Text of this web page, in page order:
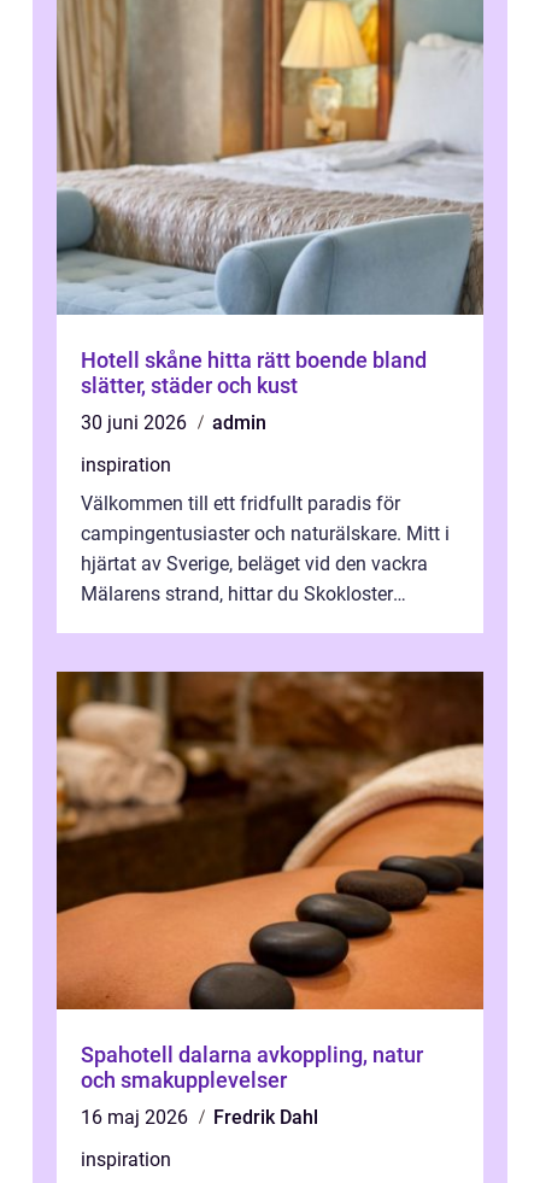
Hotell skåne hitta rätt boende bland
slätter, städer och kust
30 juni 2026
admin
inspiration
Välkommen till ett fridfullt paradis för
campingentusiaster och naturälskare. Mitt i
hjärtat av Sverige, beläget vid den vackra
Mälarens strand, hittar du Skokloster
Spahotell dalarna avkoppling, natur
och smakupplevelser
16 maj 2026
Fredrik Dahl
inspiration